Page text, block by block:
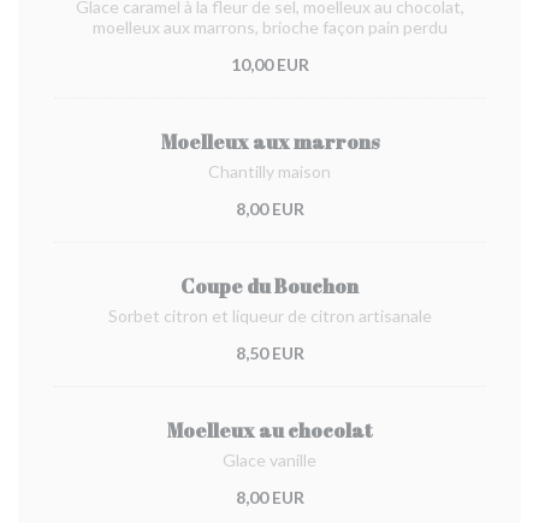
Glace caramel à la fleur de sel, moelleux au chocolat,
moelleux aux marrons, brioche façon pain perdu
10,00 EUR
Moelleux aux marrons
Chantilly maison
8,00 EUR
Coupe du Bouchon
Sorbet citron et liqueur de citron artisanale
8,50 EUR
Moelleux au chocolat
Glace vanille
8,00 EUR